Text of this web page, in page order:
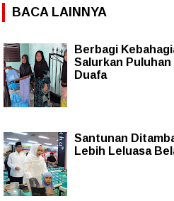
BACA LAINNYA
Berbagi
Salurkan
Duafa
Santunan
Lebih Leluasa